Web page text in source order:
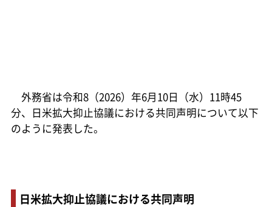
外務省は令和8（2026）年6月10日（水）11時45
分、日米拡大抑止協議における共同声明について以下
のように発表した。
日米拡大抑止協議における共同声明